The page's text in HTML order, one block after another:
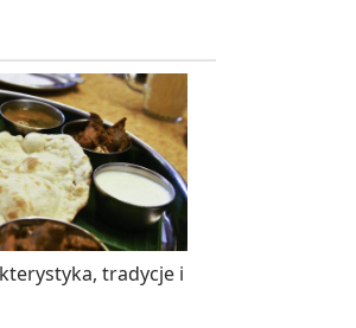
tradycje i